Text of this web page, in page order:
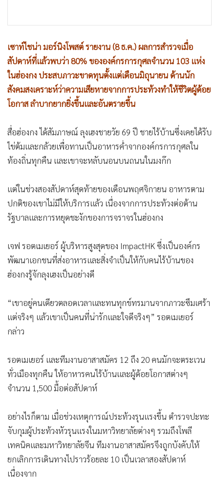
เซาท์ไชน่า มอร์นิงโพสต์ รายงาน (8 ธ.ค.) ผลการสำรวจเมื่อ
สัปดาห์ที่แล้วพบว่า 80% ขององค์กรการกุศลจำนวน 103 แห่ง
ในฮ่องกง ประสบภาวะขาดทุนตั้งแต่เดือนมิถุนายน ด้านนัก
สังคมสงเคราะห์ว่าความเสียหายจากการประท้วงทำให้ชีวิตผู้ด้อย
โอกาส ลำบากยากยิ่งขึ้นและอันตรายขึ้น
สื่อฮ่องกง ได้สัมภาษณ์ ลุงเฮงชายวัย 69 ปี ชายไร้บ้านซึ่งเคยได้รับ
ไข่ต้มและกล้วยเพื่อทานเป็นอาหารค่ำจากองค์กรการกุศลใน
ท้องถิ่นทุกคืน และเขาจะหลับนอนบนถนนในมงก๊ก
แต่ในช่วงสองสัปดาห์สุดท้ายของเดือนพฤศจิกายน อาหารตาม
ปกติของเขาไม่มีให้บริการแล้ว เนื่องจากการประท้วงต่อต้าน
รัฐบาลและการหยุดชะงักของการจราจรในฮ่องกง
เจฟ รอตเมเยอร์ ผู้บริหารสูงสุดของ ImpactHK ซึ่งเป็นองค์กร
พัฒนาเอกชนที่ส่งอาหารและสิ่งจำเป็นให้กับคนไร้บ้านของ
ฮ่องกงรู้จักลุงเฮงเป็นอย่างดี
“เขาอยู่คนเดียวตลอดเวลาและทนทุกข์ทรมานจากภาวะซึมเศร้า
แต่จริงๆ แล้วเขาเป็นคนที่น่ารักและใจดีจริงๆ” รอตเมเยอร์
กล่าว
รอตเมเยอร์ และทีมงานอาสาสมัคร 12 ถึง 20 คนมักจะตระเวน
ทั่วเมืองทุกคืน ให้อาหารคนไร้บ้านและผู้ด้อยโอกาสต่างๆ
จำนวน 1,500 มื้อต่อสัปดาห์
อย่างไรก็ตาม เมื่อช่วงเหตุการณ์ประท้วงรุนแรงขึ้น ตำรวจปะทะ
จับกุมผู้ประท้วงหัวรุนแรงในมหาวิทยาลัยต่างๆ รวมถึงโพลี
เทคนิคและมหาวิทยาลัยจีน ทีมงานอาสาสมัครจึงถูกบังคับให้
ยกเลิกการเดินทางไปราวร้อยละ 10 เป็นเวลาสองสัปดาห์
เนื่องจาก